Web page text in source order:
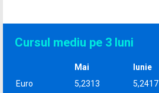
Cursul mediu pe 3 luni
Mai Iunie
Euro
5,2313 5,2417